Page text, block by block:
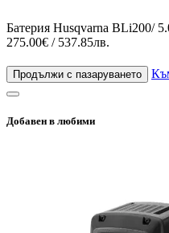
Батерия Husqvarna BLi200/
275.00€ / 537.85лв.
Продължи с пазаруването
Добавен в любими